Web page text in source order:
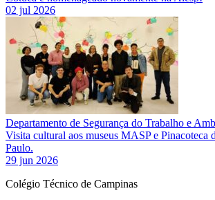
02 jul 2026
Departamento de Segurança do Trabalho e
Visita cultural aos museus MASP e Pinacoteca
Paulo.
29 jun 2026
Colégio Técnico de Campinas